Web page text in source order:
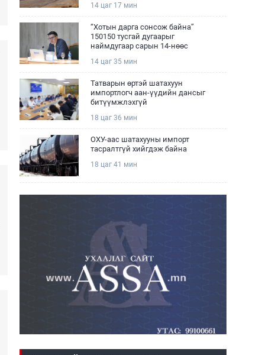
14 цаг 17 мин
“Хотын дарга сонсож байна”
150150 тусгай дугаарыг
наймдугаар сарын 14-нөөс
14 цаг 35 мин
Татварын өртэй шатахуун
импортлогч аан-үүдийн дансыг
битүүмжлэхгүй
18 цаг 36 мин
ОХУ-аас шатахууны импорт
тасралтгүй хийгдэж байна
18 цаг 41 мин